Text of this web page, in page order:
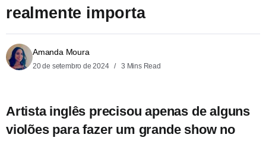
realmente importa
Amanda Moura
20 de setembro de 2024 3 Mins Read
Artista inglês precisou apenas de alguns
violões para fazer um grande show no